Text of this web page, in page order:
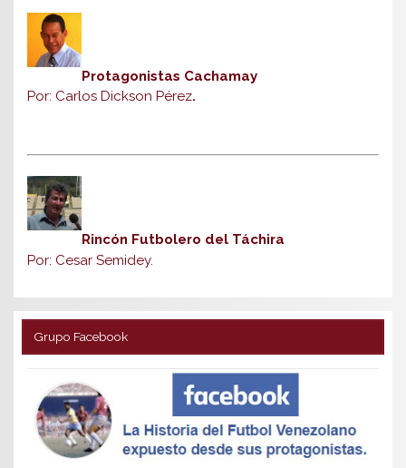
Protagonistas Cachamay
Por: Carlos Dickson Pérez.
Rincón Futbolero del Táchira
Por: Cesar Semidey.
Grupo Facebook